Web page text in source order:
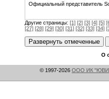
Официальный представитель
Другие страницы: [1] [2] [3] [4] [5]
[27] [28] [29] [30] [31] [32] [33] [34]
О
© 1997-2026 ООО ИК